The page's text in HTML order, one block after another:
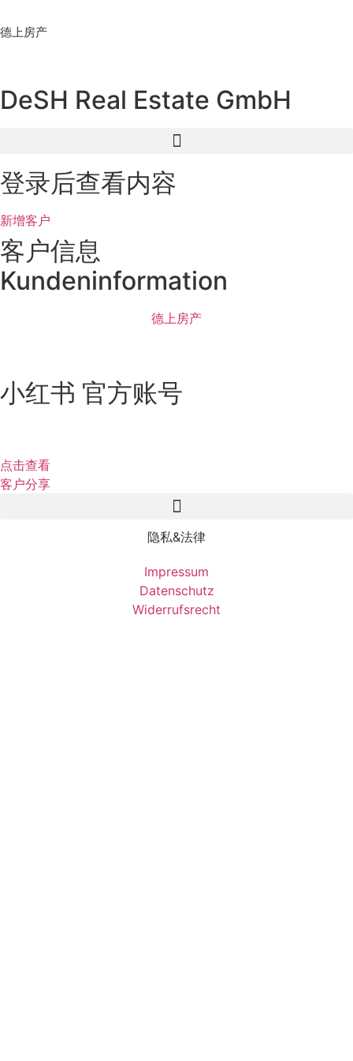
to
德上房产
DeSH Real Estate GmbH
登录后查看内容
新增客户
客户信息
Kundeninformation
德上房产
小红书 官方账号
点击查看
客户分享
隐私&法律
Impressum
Datenschutz
Widerrufsrecht